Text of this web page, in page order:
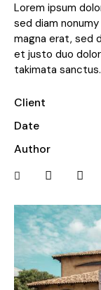
Lorem ipsum
sed diam
magna erat, sed
et justo duo
takimata sanctus.
Client
Date
Author